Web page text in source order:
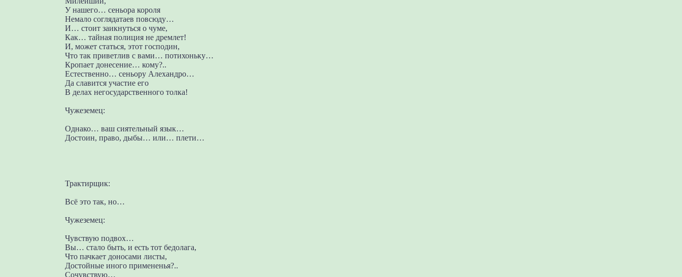
У нашего… сеньора короля
Немало соглядатаев повсюду…
И… стоит заикнуться о чуме,
Как… тайная полиция не дремлет!
И, может статься, этот господин,
Что так приветлив с вами… потихоньку…
Кропает донесение… кому?..
Естественно… сеньору Алехандро…
Да славится участие его
В делах негосударственного толка!
Чужеземец:
Однако… ваш сиятельный язык…
Достоин, право, дыбы… или… плети…
Трактирщик:
Всё это так, но…
Чужеземец:
Чувствую подвох…
Вы… стало быть, и есть тот бедолага,
Что пачкает доносами листы,
Достойные иного примененья?..
Сочувствую…